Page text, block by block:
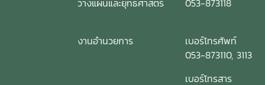
งานอำนวยการ
เบอร์โทรศัพท์
053-873110, 3113
เบอร์โทรสาร